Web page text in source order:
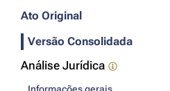
Ato Original
Versão Consolidada
Análise Jurídica